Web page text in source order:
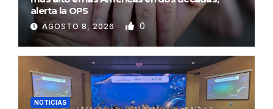
alerta la OPS
AGOSTO 8, 2026 0
NOTICIAS